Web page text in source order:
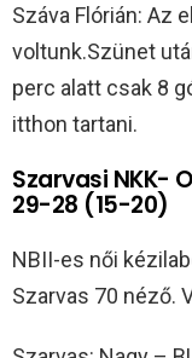
Száva Flórián: Az
voltunk.Szünet
perc alatt csak 8
itthon tartani.
Szarvasi NKK-
29-28 (15-20)
NBII-es női
Szarvas 70 néző.